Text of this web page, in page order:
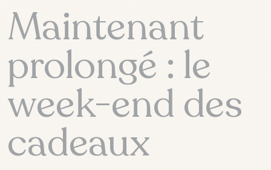
EN
Maintenant
prolongé : le
week-end des
cadeaux